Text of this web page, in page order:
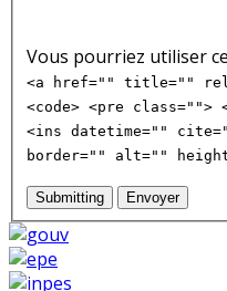
Vous pourriez utiliser
<a href="" title=""
<code> <pre class="">
<ins datetime=""
border="" alt=""
Submitting Envoyer